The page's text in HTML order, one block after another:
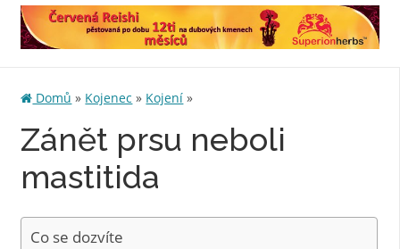
Domů » Kojenec » Kojení »
Zánět prsu neboli
mastitida
Co se dozvíte